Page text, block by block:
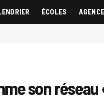
ÉCOLES
son réseau